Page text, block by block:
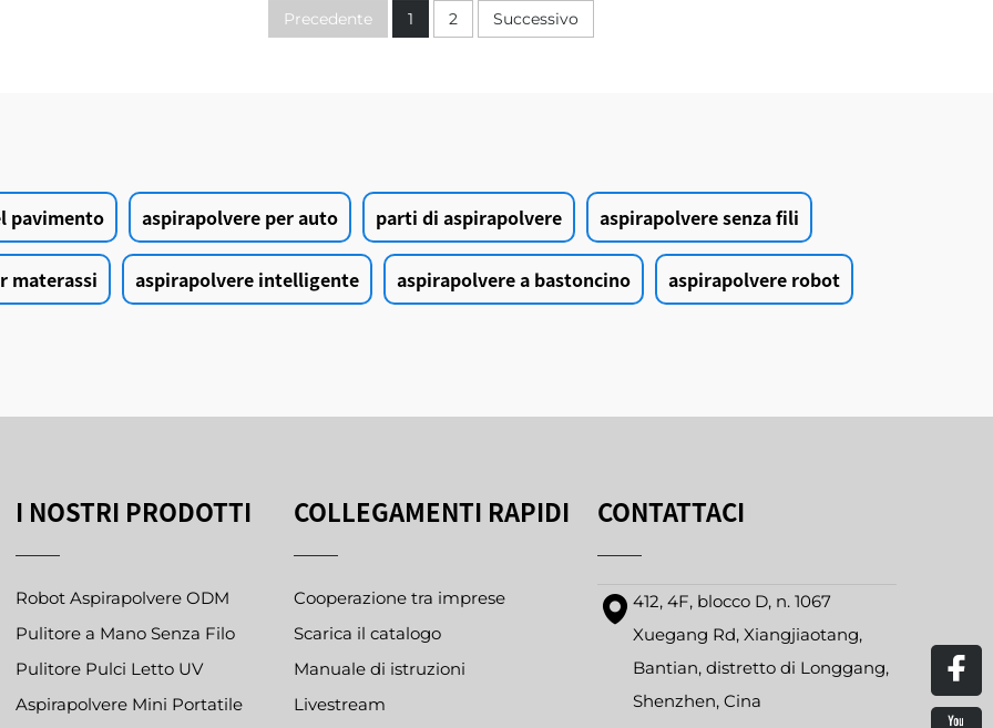
Precedente 1 2 Successivo
pavimento aspirapolvere per auto parti di aspirapolvere aspirapolvere senza fili
materassi aspirapolvere intelligente aspirapolvere a bastoncino aspirapolvere robot
I NOSTRI PRODOTTI
Robot Aspirapolvere ODM
Pulitore a Mano Senza Filo
Pulitore Pulci Letto UV
Aspirapolvere Mini Portatile
COLLEGAMENTI RAPIDI
Cooperazione tra imprese
Scarica il catalogo
Manuale di istruzioni
Livestream
CONTATTACI
412, 4F, blocco D, n. 1067
Xuegang Rd, Xiangjiaotang,
Bantian, distretto di Longgang,
Shenzhen, Cina